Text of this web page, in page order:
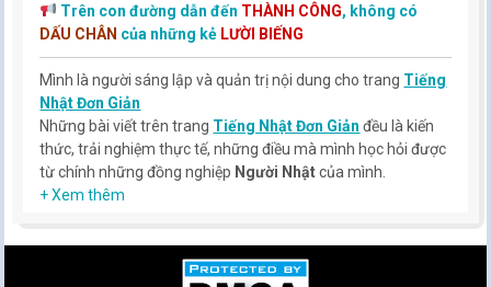
Trên con đường dẫn đến THÀNH CÔNG, không có
DẤU CHÂN của những kẻ LƯỜI BIẾNG
Mình là người sáng lập và quản trị nội dung cho trang Tiếng
Nhật Đơn Giản
Những bài viết trên trang Tiếng Nhật Đơn Giản đều là kiến
thức, trải nghiệm thực tế, những điều mà mình học hỏi được
từ chính những đồng nghiệp Người Nhậtcủa mình.
Hy vọng rằng kinh nghiệm mà mình có được sẽ giúp các bạn
+ Xem thêm